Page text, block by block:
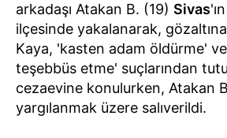
arkadaşı Atakan B. (19) Sivas'ın
ilçesinde yakalanarak, gözaltına
Kaya, 'kasten adam öldürme'
teşebbüs etme' suçlarından
cezaevine konulurken, Atakan
yargılanmak üzere salıverildi.